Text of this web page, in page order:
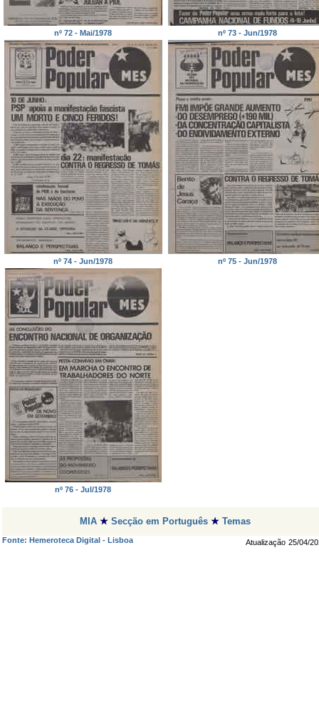
nº 72 - Mai/1978 nº 73 - Jun/1978
nº 74 - Jun/1978 nº 75 - Jun/1978
nº 76 - Jul/1978
MIA ★ Secção em Português ★ Temas
Fonte: Hemeroteca Digital - Lisboa Atualização 25/04/